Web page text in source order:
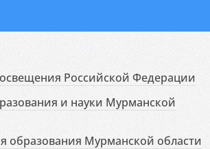
Российской Федерации
и науки Мурманской
образования Мурманской области